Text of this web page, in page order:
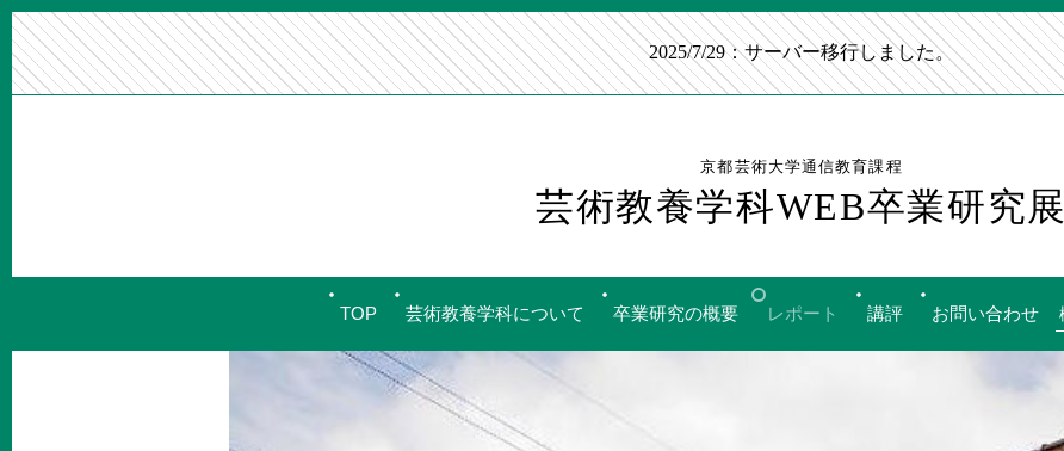
2025/7/29：サーバー移行しました。
京都芸術大学通信教育課程
芸術教養学科WEB卒業研究展
TOP 芸術教養学科について 卒業研究の概要 レポート 講評 お問い合わせ